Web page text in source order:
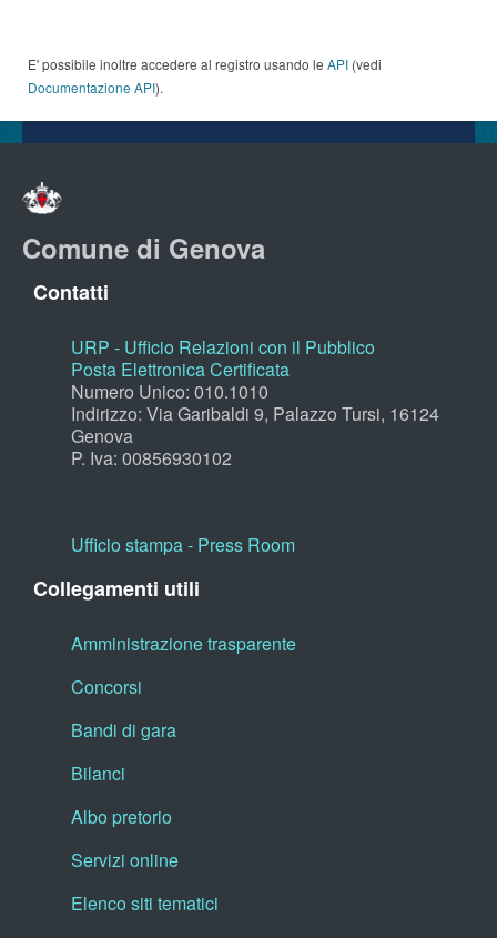
E' possibile inoltre accedere al registro usando le API (vedi
Documentazione API).
Comune di Genova
Contatti
URP - Ufficio Relazioni con il Pubblico
Posta Elettronica Certificata
Numero Unico: 010.1010
Indirizzo: Via Garibaldi 9, Palazzo Tursi, 16124
Genova
P. Iva: 00856930102
Ufficio stampa - Press Room
Collegamenti utili
Amministrazione trasparente
Concorsi
Bandi di gara
Bilanci
Albo pretorio
Servizi online
Elenco siti tematici